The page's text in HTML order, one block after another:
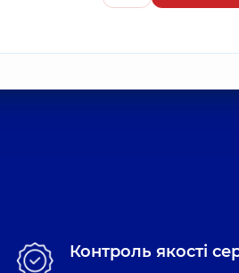
Контроль якості